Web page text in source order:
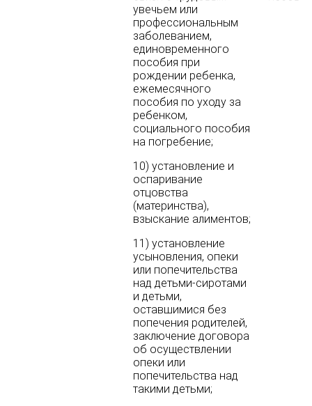
увечьем или
профессиональным
заболеванием,
единовременного
пособия при
рождении ребенка,
ежемесячного
пособия по уходу за
ребенком,
социального пособия
на погребение;
10) установление и
оспаривание
отцовства
(материнства),
взыскание алиментов;
11) установление
усыновления, опеки
или попечительства
над детьми-сиротами
и детьми,
оставшимися без
попечения родителей,
заключение договора
об осуществлении
опеки или
попечительства над
такими детьми;